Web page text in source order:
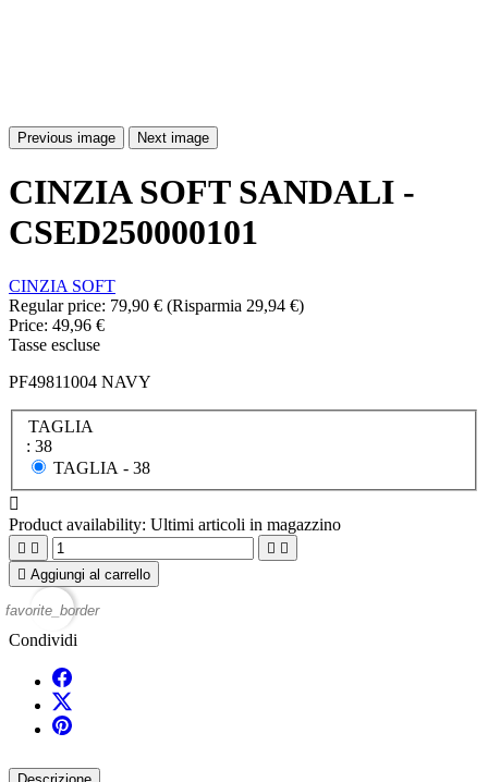
Previous image Next image
CINZIA SOFT SANDALI -
CSED250000101
CINZIA SOFT
Regular price: 79,90 € (Risparmia 29,94 €)
Price: 49,96 €
Tasse escluse
PF49811004 NAVY
TAGLIA
: 38
TAGLIA - 38

Product availability: Ultimi articoli in magazzino
   
 Aggiungi al carrello
favorite_border
Condividi